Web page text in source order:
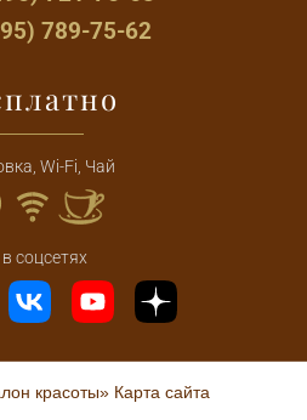
789-75-62
Wi-Fi, Чай
соцсетях
красоты» Карта сайта